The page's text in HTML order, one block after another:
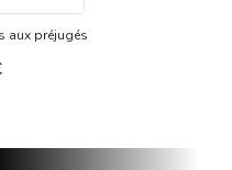
aux préjugés